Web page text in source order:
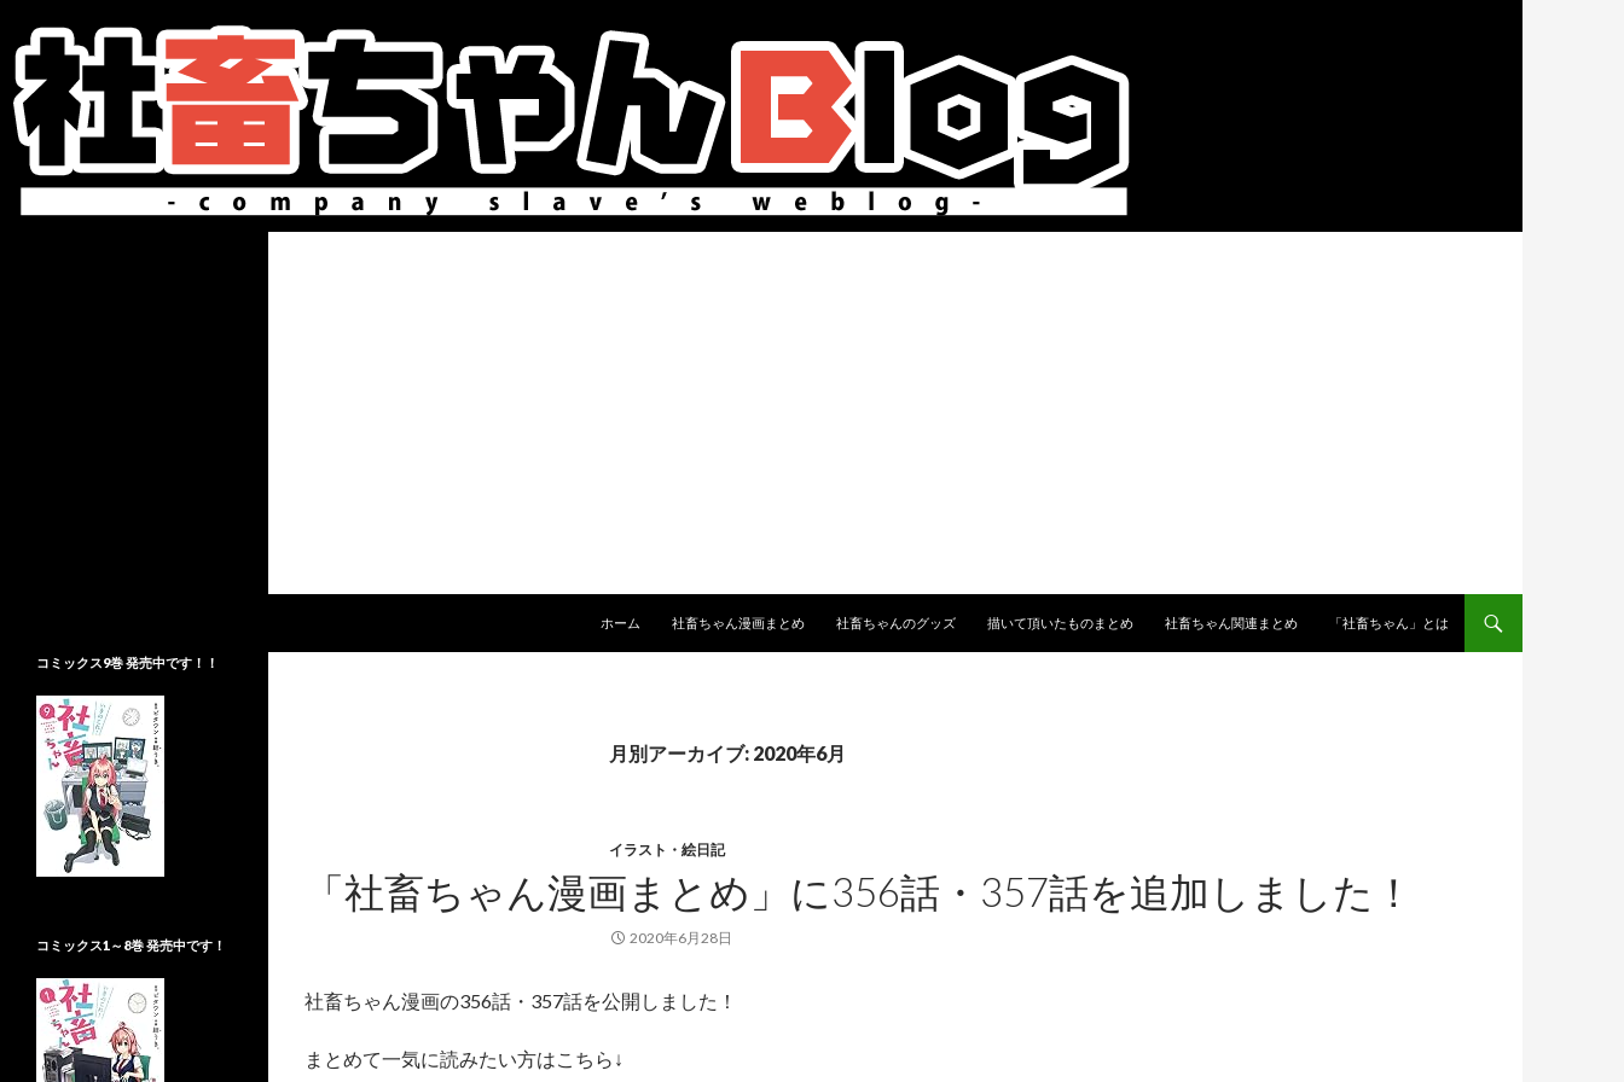
ホーム
社畜ちゃん漫画まとめ 社畜ちゃんのグッズ 描いて頂いたものまとめ 社畜ちゃん関連まとめ 「社畜ちゃん」とは
月別アーカイブ: 2020年6月
イラスト・絵日記
「社畜ちゃん漫画まとめ」に356話・357話を追加しました！
2020年6月28日
社畜ちゃん漫画の356話・357話を公開しました！
まとめて一気に読みたい方はこちら↓
「社畜ちゃん」に関する情報を更新
コミックス9巻 発売中です！！
コミックス1～8巻 発売中です！